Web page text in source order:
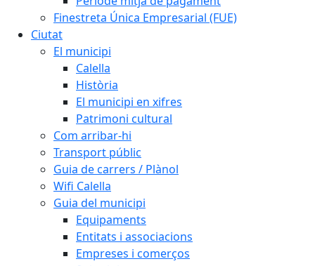
Finestreta Única Empresarial (FUE)
Ciutat
El municipi
Calella
Història
El municipi en xifres
Patrimoni cultural
Com arribar-hi
Transport públic
Guia de carrers / Plànol
Wifi Calella
Guia del municipi
Equipaments
Entitats i associacions
Empreses i comerços